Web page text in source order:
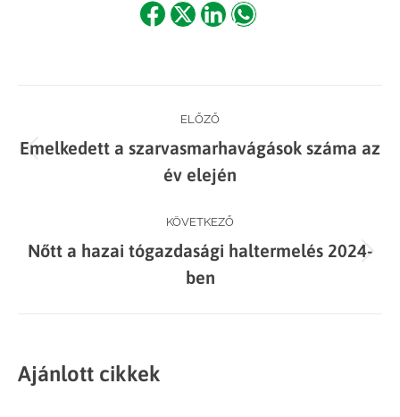
ShareShareShareShare
navigation
ELŐZŐ
Previous
post:
Emelkedett a szarvasmarhavágások száma az
év elején
KÖVETKEZŐ
Next
post:
Nőtt a hazai tógazdasági haltermelés 2024-
ben
Ajánlott cikkek